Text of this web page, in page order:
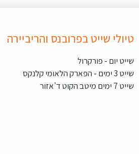
טיולי שייט בפרובנס והריביירה
שייט יום - פורקרול
שייט 3 ימים - הפארק הלאומי קלנקס
שייט 7 ימים מיטב הקוט ד'אזור